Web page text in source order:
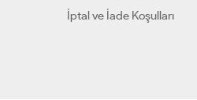
İptal ve İade Koşulları